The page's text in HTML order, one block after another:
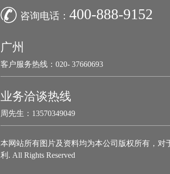
咨询电话： 400-888-9152
广州
客户服务热线：020- 37660693
业务洽谈热线
周先生：13570349049
本网站所有图片及资料均为本公司版权所有，
利. All Rights Reserved